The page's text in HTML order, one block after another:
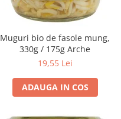
Muguri bio de fasole mung,
330g / 175g Arche
19,55 Lei
ADAUGA IN COS